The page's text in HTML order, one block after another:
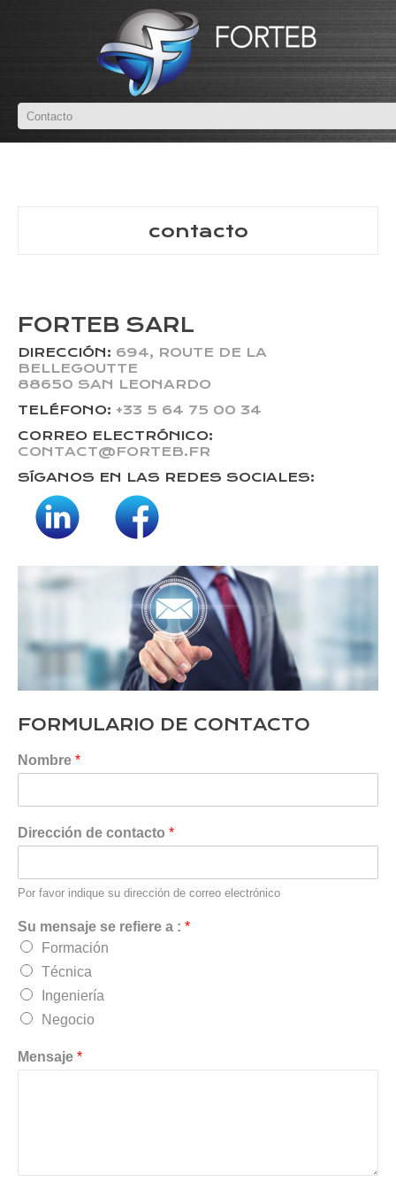
contacto
FORTEB SARL
DIRECCIÓN: 694, ROUTE DE LA
BELLEGOUTTE
88650 SAN LEONARDO
TELÉFONO: +33 5 64 75 00 34
CORREO ELECTRÓNICO:
CONTACT@FORTEB.FR
SÍGANOS EN LAS REDES SOCIALES:
FORMULARIO DE CONTACTO
Nombre *
Dirección de contacto *
Por favor indique su dirección de correo electrónico
Su mensaje se refiere a : *
Formación
Técnica
Ingeniería
Negocio
Mensaje *